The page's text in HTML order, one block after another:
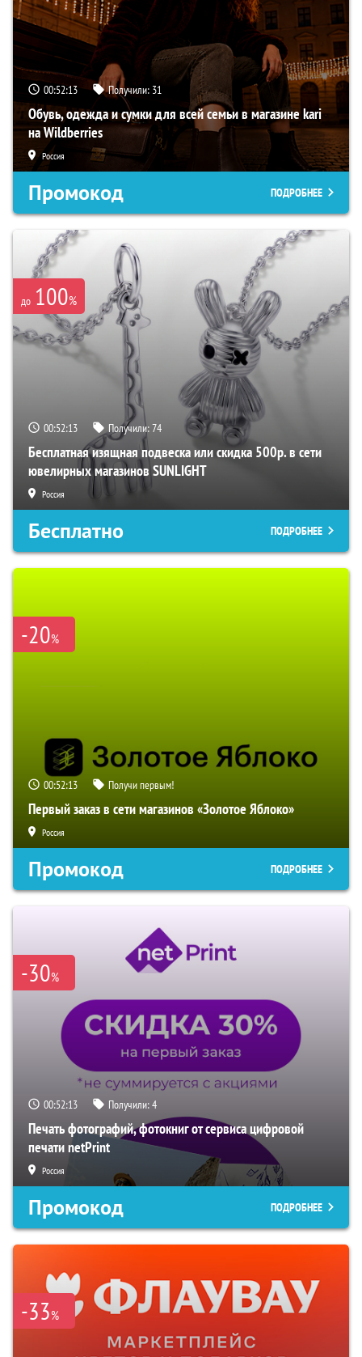
00:52:12 Получили: 31
Обувь, одежда и сумки для всей семьи в магазине kari
на Wildberries
Россия
Промокод ПОДРОБНЕЕ
до 100%
00:52:12 Получили:74
Бесплатная изящная подвеска или скидка 500р. в сети
ювелирных магазинов SUNLIGHT
Россия
Бесплатно ПОДРОБНЕЕ
-20%
00:52:12 Получи первым!
Первый заказ в сети магазинов «Золотое Яблоко»
Россия
Промокод ПОДРОБНЕЕ
-30%
00:52:12 Получили:4
Печать фотографий, фотокниг от сервиса цифровой
печати netPrint
Россия
Промокод ПОДРОБНЕЕ
-33%